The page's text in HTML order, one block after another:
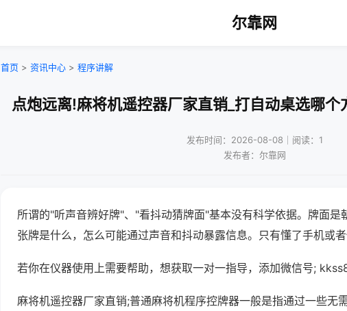
尔靠网
首页 > 资讯中心 > 程序讲解
点炮远离!麻将机遥控器厂家直销_打自动桌选哪
发布时间：2026-08-08｜阅读：1
发布者：尔靠网
所谓的"听声音辨好牌"、"看抖动猜牌面"基本没有科学依据。牌面是
张牌是什么，怎么可能通过声音和抖动暴露信息。只有懂了手机或者
若你在仪器使用上需要帮助，想获取一对一指导，添加微信号;
麻将机遥控器厂家直销;普通麻将机程序控牌器一般是指通过一些无